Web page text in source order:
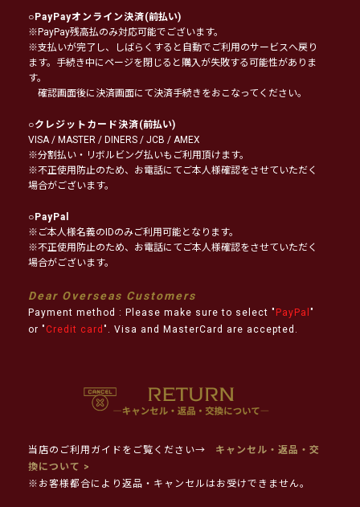
○PayPayオンライン決済(前払い)
※PayPay残高払のみ対応可能でございます。
※支払いが完了し、しばらくすると自動でご利用のサービスへ戻り
ます。手続き中にページを閉じると購入が失敗する可能性がありま
す。
確認画面後に決済画面にて決済手続きをおこなってください。
○クレジットカード決済(前払い)
VISA / MASTER / DINERS / JCB / AMEX
※分割払い・リボルビング払いもご利用頂けます。
※不正使用防止のため、お電話にてご本人様確認をさせていただく
場合がございます。
○PayPal
※ご本人様名義のIDのみご利用可能となります。
※不正使用防止のため、お電話にてご本人様確認をさせていただく
場合がございます。
Dear Overseas Customers
Payment method : Please make sure to select " PayPal "
or " Credit card ". Visa and MasterCard are accepted.
当店のご利用ガイドをご覧ください→
キャンセル・返品・交
換について >
※お客様都合により返品・キャンセルはお受けできません。